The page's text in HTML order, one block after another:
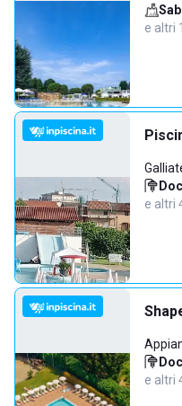
e altri
e altri
e altri